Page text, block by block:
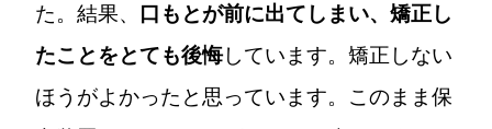
た。結果、
口もとが前に出てしまい、矯正し
たことをとても後悔しています。矯正しない
ほうがよかったと思っています。このまま保